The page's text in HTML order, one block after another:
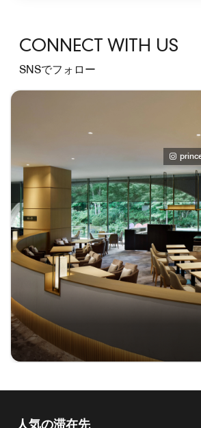
CONNECT WITH US
SNSでフォロー
人気の滞在先